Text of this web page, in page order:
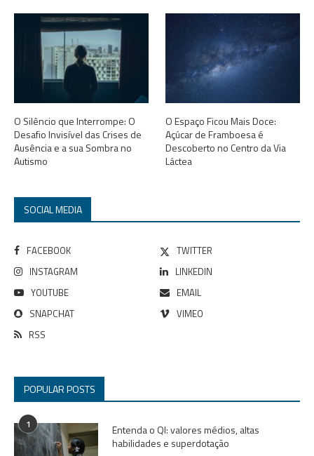
O Silêncio que Interrompe: O
Desafio Invisível das Crises de
Ausência e a sua Sombra no
Autismo
O Espaço Ficou Mais Doce:
Açúcar de Framboesa é
Descoberto no Centro da Via
Láctea
SOCIAL MEDIA
FACEBOOK
TWITTER
INSTAGRAM
LINKEDIN
YOUTUBE
EMAIL
SNAPCHAT
VIMEO
RSS
POPULAR POSTS
1
Entenda o QI: valores médios, altas
habilidades e superdotação